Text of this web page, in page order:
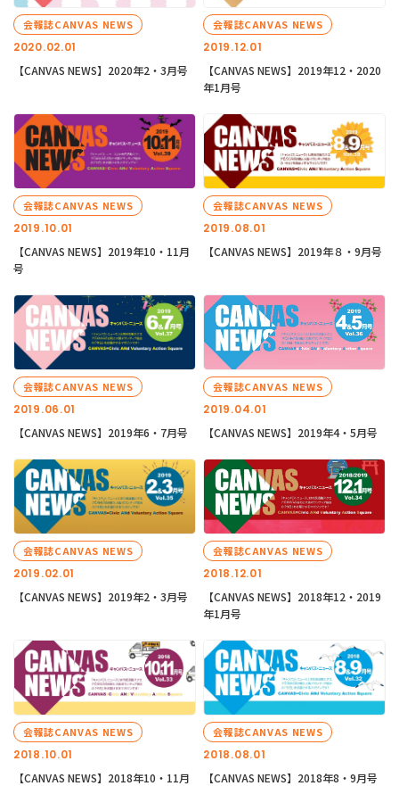
2020.02.01
会報誌CANVAS NEWS
【CANVAS NEWS】2020年2・3月号
2019.12.01
会報誌CANVAS NEWS
【CANVAS NEWS】2019年12・2020
年1月号
2019.10.01
会報誌CANVAS NEWS
【CANVAS NEWS】2019年10・11月
号
2019.08.01
会報誌CANVAS NEWS
【CANVAS NEWS】2019年８・9月号
2019.06.01
会報誌CANVAS NEWS
【CANVAS NEWS】2019年6・7月号
2019.04.01
会報誌CANVAS NEWS
【CANVAS NEWS】2019年4・5月号
2019.02.01
会報誌CANVAS NEWS
【CANVAS NEWS】2019年2・3月号
2018.12.01
会報誌CANVAS NEWS
【CANVAS NEWS】2018年12・2019
年1月号
2018.10.01
会報誌CANVAS NEWS
【CANVAS NEWS】2018年10・11月
2018.08.01
会報誌CANVAS NEWS
【CANVAS NEWS】2018年8・9月号